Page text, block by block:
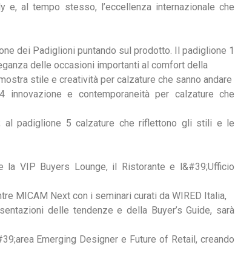
al tempo stesso, l’eccellenza internazionale che
dei Padiglioni puntando sul prodotto. Il padiglione 1
delle occasioni importanti al comfort della
stile e creatività per calzature che sanno andare
e contemporaneità per calzature che
al padiglione 5 calzature che riflettono gli stili e le
la VIP Buyers Lounge, il Ristorante e l&#39;Ufficio
MICAM Next con i seminari curati da WIRED Italia,
delle tendenze e della Buyer’s Guide, sarà
Emerging Designer e Future of Retail, creando